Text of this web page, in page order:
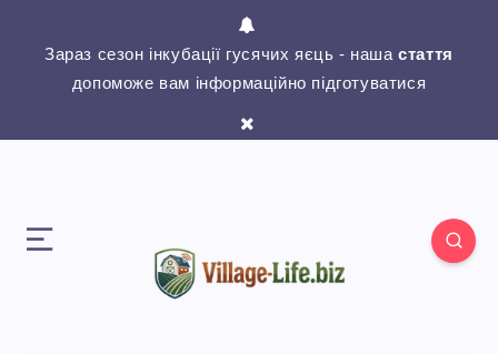
Зараз сезон інкубації гусячих яєць - нашастаття
допоможе вам інформаційно підготуватися